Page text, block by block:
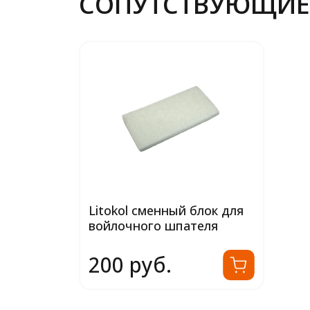
Litokol сменный блок для
войлочного шпателя
200 руб.